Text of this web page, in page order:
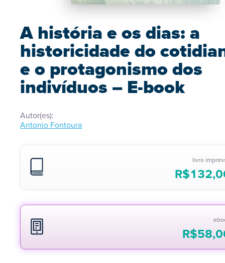
A história e os dias: a
historicidade do
e o protagonismo dos
indivíduos – E-book
Autor(es):
Antonio Fontoura
livro
R$
R$